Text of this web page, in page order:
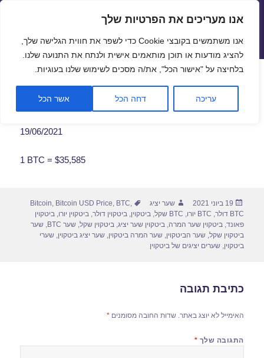
פתח
אנו מעריכים את הפרטיות שלך
אנו משתמשים בקובצי Cookie כדי לשפר את חווית הגלישה שלך,
להציג מודעות או תוכן מותאמים אישית ולנתח את התנועה שלנו.
בלחיצה על "אישור הכל", את/ה מסכים לשימוש שלנו בעוגיות.
עריכה דחה הכל אשר הכל
שערי חליפין יציגים – שער יציג
תפריטים
ווידג'טים
שער ביטקוין לתאריך 19/06/2021
19/06/2021
1 BTC = $35,585
פורסם
בתאריך
19 ביוני 2021 מחבר
שער יציג תגיות Bitcoin, Bitcoin USD Price, BTC,
BTC דולר
, BTC יורו , BTC שקל ,ביטקוין,ביטקוין דולר,ביטקוין יורו,ביטקוין
פאונד,ביטקוין שער המרה,ביטקוין שער יציג,ביטקוין שקל,שער BTC ,שער
ביטקוין שקל,שער הביטקוין,שער המרה ביטקוין,שער יציג ביטקוין,שערי
ביטקוין,שערים יציגים של ביטקוין
כתיבת תגובה
האימייל לא יוצג באתר. שדות החובה מסומנים*
התגובה שלך *